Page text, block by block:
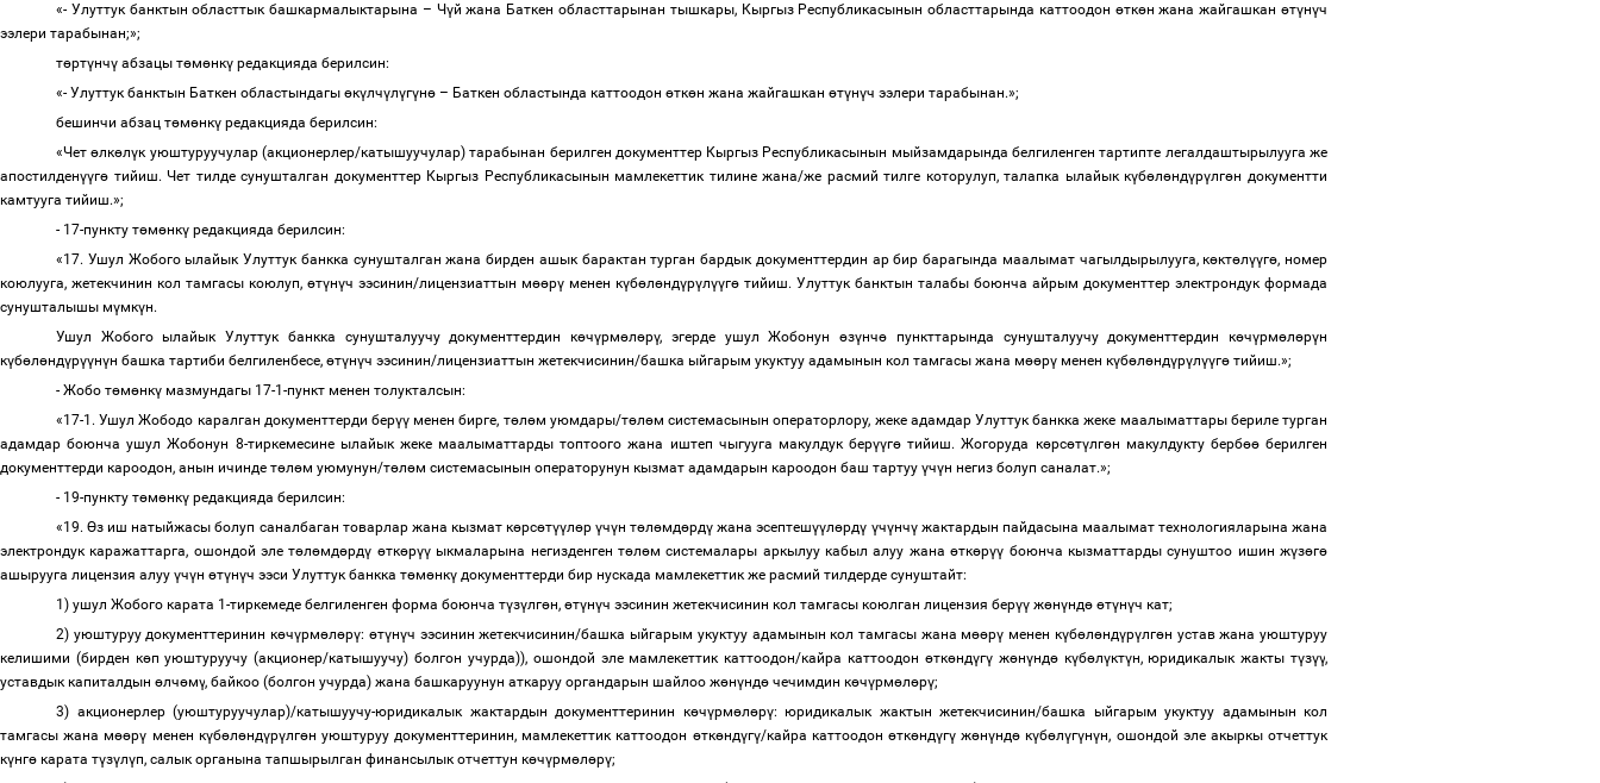
«- Улуттук банктын областтык башкармалыктарына – Чүй жана Баткен областтарынан тышкары, Кыргыз Республикасынын областтарында каттоодон өткөн жана жайгашканөтүнүч
ээлери тарабынан;»;
төртүнчү абзацы төмөнкү редакцияда берилсин:
«- Улуттук банктын Баткен областындагы өкүлчүлүгүнө – Баткен областында каттоодон өткөн жана жайгашкан өтүнүч ээлери тарабынан.»;
бешинчи абзац төмөнкү редакцияда берилсин:
«Четөлкөлүк уюштуруучулар (акционерлер/катышуучулар) тарабынан берилген документтер Кыргыз Республикасынын мыйзамдарында белгиленген тартипте легалдаштырылууга же
апостилденүүгө тийиш.Чет тилде сунушталган документтер Кыргыз Республикасынын мамлекеттик тилине жана/же расмий тилге которулуп, талапка ылайык күбөлөндүрүлгөн документти
камтууга тийиш.»;
- 17-пункту төмөнкү редакцияда берилсин:
«17. Ушул Жобого ылайык Улуттук банкка сунушталган жана бирден ашык барактан турган бардык документтердин ар бир барагында маалымат чагылдырылууга, көктөлүүгө, номер
коюлууга, жетекчинин кол тамгасы коюлуп, өтүнүч ээсинин/лицензиаттын мөөрү менен күбөлөндүрүлүүгө тийиш. Улуттук банктын талабы боюнча айрым документтер электрондук формада
сунушталышы мүмкүн.
Ушул Жобого ылайык Улуттук банкка сунушталуучу документтердин көчүрмөлөрү, эгерде ушул Жобонунөзүнчө пункттарында сунушталуучу документтердин көчүрмөлөрүн
күбөлөндүрүүнүн башка тартиби белгиленбесе, өтүнүч ээсинин/лицензиаттын жетекчисинин/башка ыйгарым укуктуу адамынын кол тамгасы жана мөөрү менен күбөлөндүрүлүүгө тийиш.»;
- Жобо төмөнкү мазмундагы 17-1-пункт менен толукталсын:
«17-1. Ушул Жободо каралган документтерди берүү менен бирге, төлөм уюмдары/төлөм системасынын операторлору, жеке адамдар Улуттук банкка жеке маалыматтары бериле турган
адамдар боюнча ушул Жобонун 8-тиркемесине ылайык жеке маалыматтарды топтоого жана иштеп чыгууга макулдук берүүгө тийиш. Жогоруда көрсөтүлгөн макулдукту бербөөберилген
документтерди кароодон, анын ичинде төлөм уюмунун/төлөм системасынын операторунун кызмат адамдарын кароодон баш тартуу үчүн негиз болуп саналат.»;
- 19-пункту төмөнкү редакцияда берилсин:
«19.Өз иш натыйжасы болуп саналбаган товарлар жана кызмат көрсөтүүлөрүчүн төлөмдөрдү жана эсептешүүлөрдү үчүнчүжактардын пайдасына маалымат технологияларына жана
электрондук каражаттарга, ошондой эле төлөмдөрдү өткөрүүыкмаларына негизденген төлөм системалары аркылуу кабыл алуу жанаөткөрүү боюнча кызматтарды сунуштоо ишин жүзөгө
ашырууга лицензия алуу үчүн өтүнүч ээси Улуттук банкка төмөнкү документтерди бир нускада мамлекеттик же расмий тилдерде сунуштайт:
1) ушул Жобого карата 1-тиркемеде белгиленген форма боюнча түзүлгөн, өтүнүч ээсинин жетекчисинин кол тамгасы коюлган лицензия берүү жөнүндө өтүнүч кат;
2) уюштуруу документтеринин көчүрмөлөрү: өтүнүч ээсинин жетекчисинин/башка ыйгарым укуктуу адамынын кол тамгасы жана мөөрү менен күбөлөндүрүлгөн устав жана уюштуруу
келишими (бирден көп уюштуруучу (акционер/катышуучу) болгон учурда)), ошондой эле мамлекеттик каттоодон/кайра каттоодон өткөндүгүжөнүндөкүбөлүктүн, юридикалык жакты түзүү,
уставдык капиталдын өлчөмү, байкоо (болгон учурда) жана башкаруунун аткаруу органдарын шайлоо жөнүндө чечимдин көчүрмөлөрү;
3) акционерлер (уюштуруучулар)/катышуучу-юридикалык жактардын документтеринин көчүрмөлөрү: юридикалык жактын жетекчисинин/башка ыйгарым укуктуу адамынын кол
тамгасы жана мөөрү менен күбөлөндүрүлгөн уюштуруу документтеринин, мамлекеттик каттоодон өткөндүгү/кайра каттоодон өткөндүгүжөнүндө күбөлүгүнүн, ошондой эле акыркы отчеттук
күнгө карата түзүлүп, салык органына тапшырылган финансылык отчеттун көчүрмөлөрү;